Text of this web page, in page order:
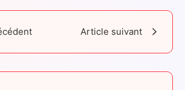
Article suivant